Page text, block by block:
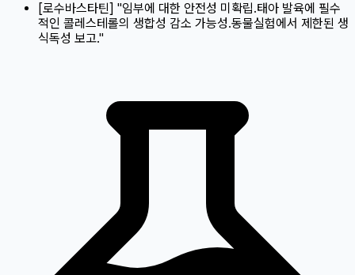
[로수바스타틴] "임부에 대한 안전성 미확립.태아 발육에 필수
적인 콜레스테롤의 생합성 감소 가능성.동물실험에서 제한된 생
식독성 보고."